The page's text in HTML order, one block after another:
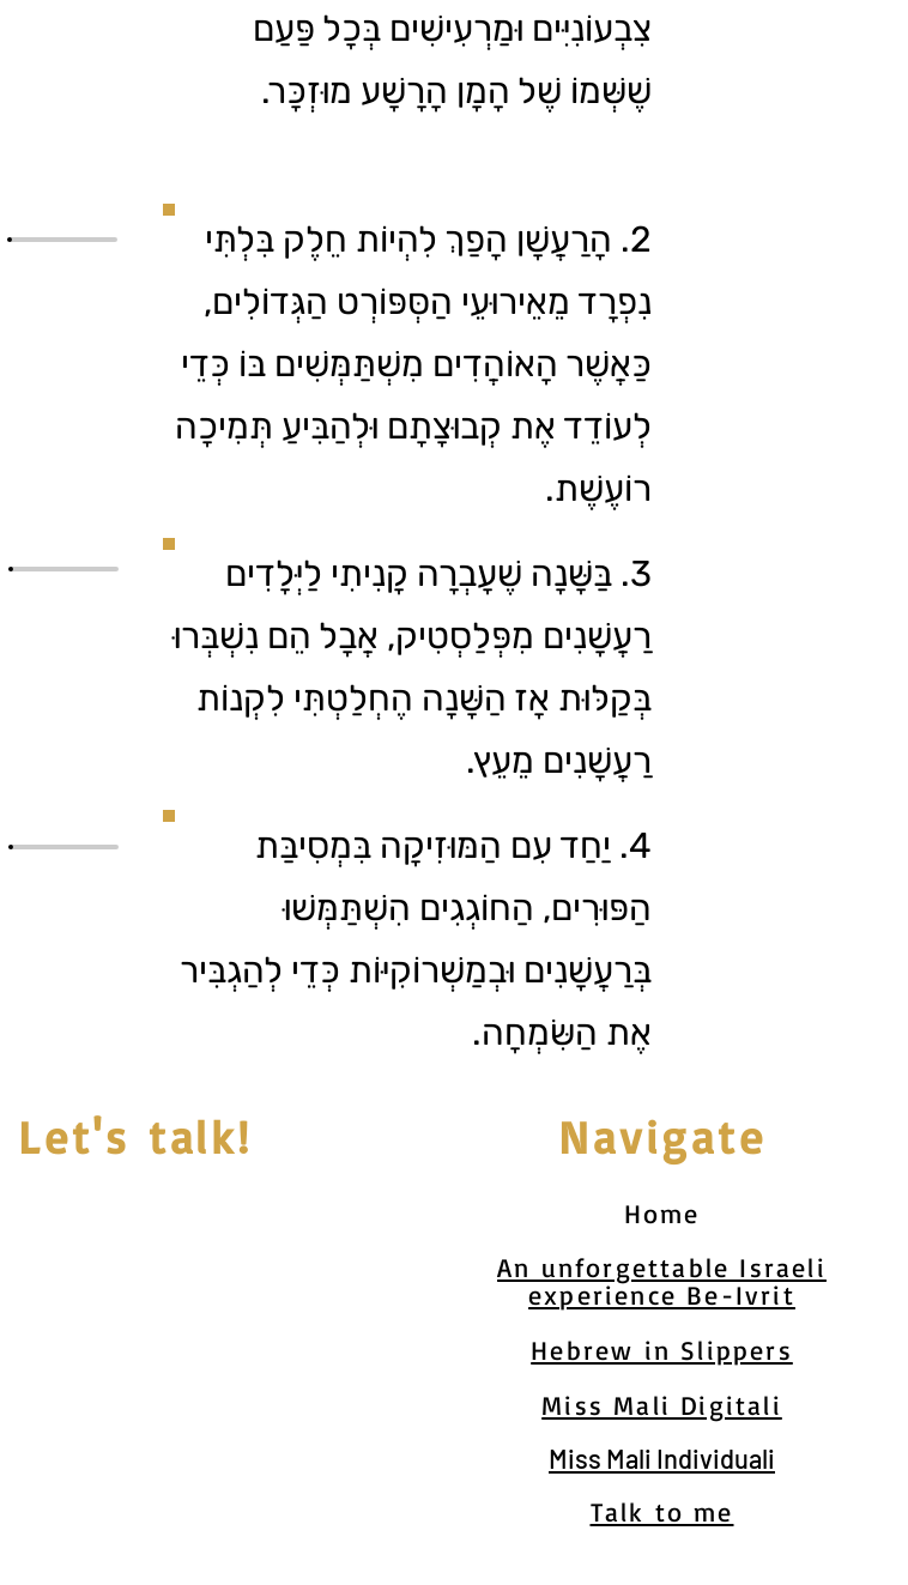
צִבְעוֹנִיִּים וּמַרְעִישִׁים בְּכָל פַּעַם
שֶׁשְּׁמוֹ שֶׁל הָמָן הָרָשָׁע מוּזְכָּר.
2. הָרַעֲשָׁן הָפַךְ לִהְיוֹת חֵלֶק בִּלְתִּי
נִפְרָד מֵאֵירוּעֵי הַסְּפּוֹרְט הַגְּדוֹלִים,
כַּאֲשֶׁר הָאוֹהֲדִים מִשְׁתַּמְּשִׁים בּוֹ כְּדֵי
לְעוֹדֵד אֶת קְבוּצָתָם וּלְהַבִּיעַ תְּמִיכָה
רוֹעֶשֶׁת.
3. בַּשָּׁנָה שֶׁעָבְרָה קָנִיתִי לַיְּלָדִים
רַעֲשָׁנִים מִפְּלַסְטִיק, אֲבָל הֵם נִשְׁבְּרוּ
בְּקַלּוּת אָז הַשָּׁנָה הֶחְלַטְתִּי לִקְנוֹת
רַעֲשָׁנִים מֵעֵץ.
4. יַחַד עִם הַמּוּזִיקָה בִּמְסִיבַּת
הַפּוּרִים, הַחוֹגְגִים הִשְׁתַּמְּשׁוּ
בְּרַעֲשָׁנִים וּבְמַשְׁרוֹקִיּוֹת כְּדֵי לְהַגְבִּיר
אֶת הַשִּׂמְחָה.
Let's talk! Navigate
Home
An unforgettable Israeli
experience Be-Ivrit
Hebrew in Slippers
Miss Mali Digitali
Miss Mali Individuali
Talk to me